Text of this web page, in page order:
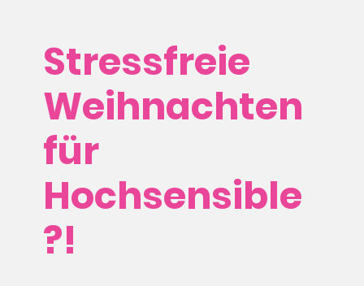
Stressfreie
Weihnachten
für
Hochsensible
?!